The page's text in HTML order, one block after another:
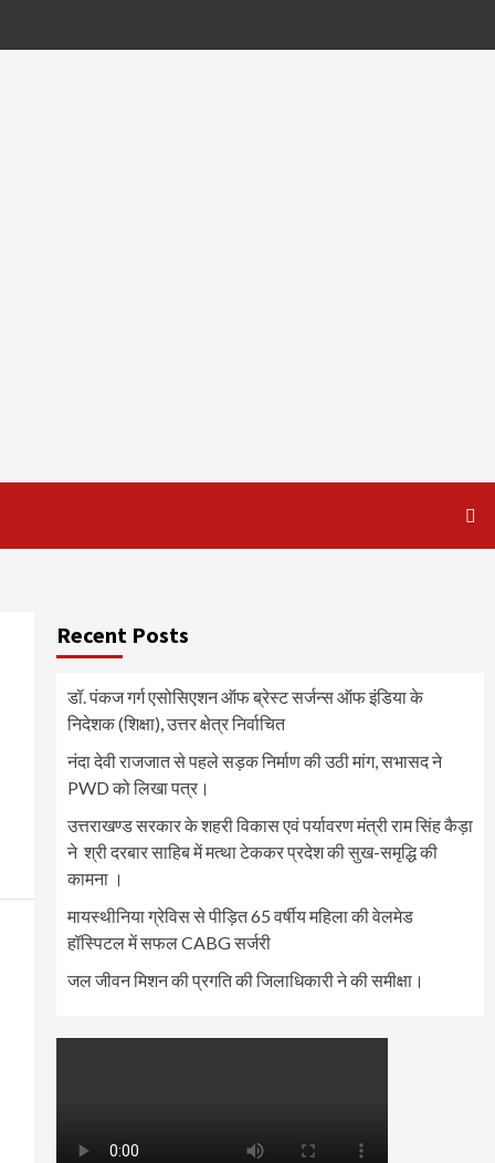
Recent Posts
डॉ. पंकज गर्ग एसोसिएशन ऑफ ब्रेस्ट सर्जन्स ऑफ इंडिया के
निदेशक (शिक्षा), उत्तर क्षेत्र निर्वाचित
नंदा देवी राजजात से पहले सड़क निर्माण की उठी मांग, सभासद ने
PWD को लिखा पत्र।
उत्तराखण्ड सरकार के शहरी विकास एवं पर्यावरण मंत्री राम सिंह कैड़ा
ने श्री दरबार साहिब में मत्था टेककर प्रदेश की सुख-समृद्धि की
कामना ।
मायस्थीनिया ग्रेविस से पीड़ित 65 वर्षीय महिला की वेलमेड
हॉस्पिटल में सफल CABG सर्जरी
जल जीवन मिशन की प्रगति की जिलाधिकारी ने की समीक्षा।